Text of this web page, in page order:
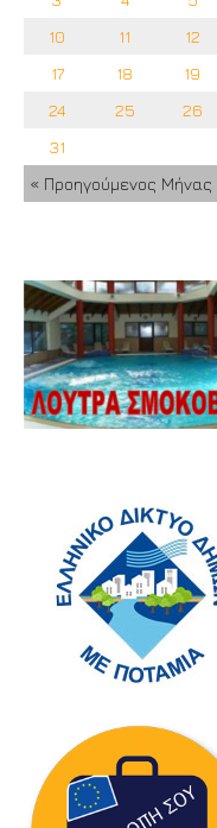
10
11 12
17
18 19
24
25 26
31
« Προηγούμενος Μήνας